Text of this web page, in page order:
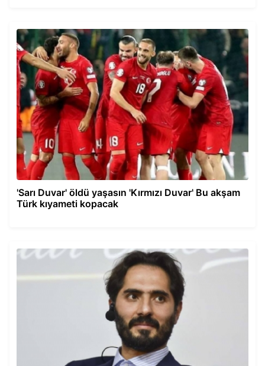
'Sarı Duvar' öldü yaşasın 'Kırmızı Duvar' Bu akşam
Türk kıyameti kopacak